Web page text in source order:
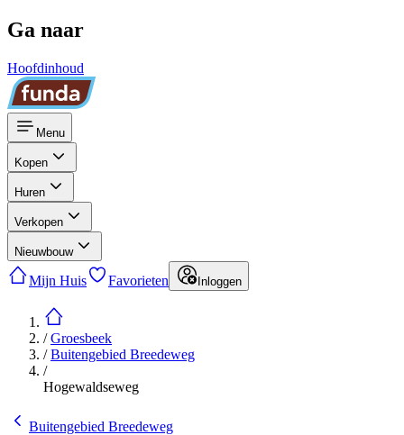
Ga naar
Hoofdinhoud
Menu
Kopen
Huren
Verkopen
Nieuwbouw
Mijn Huis Favorieten Inloggen
/Groesbeek
/Buitengebied Breedeweg
/
Hogewaldseweg
Buitengebied Breedeweg